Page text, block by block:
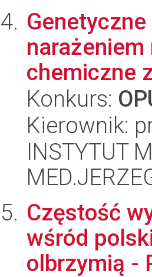
chemiczne
Konkurs:
Kierownik:
INSTYTUT
Częstość
wśród
olbrzymią -